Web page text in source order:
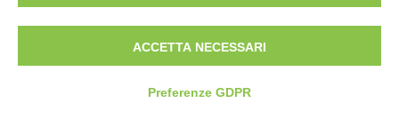
ACCETTA NECESSARI
Preferenze GDPR